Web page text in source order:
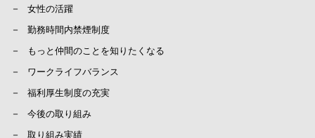
女性の活躍
勤務時間内禁煙制度
もっと仲間のことを知りたくなる
ワークライフバランス
福利厚生制度の充実
今後の取り組み
取り組み実績